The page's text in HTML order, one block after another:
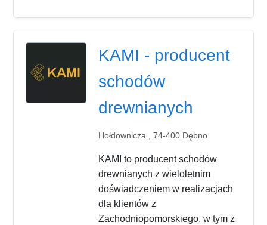
KAMI - producent
schodów
drewnianych
Hołdownicza , 74-400 Dębno
KAMI to producent schodów
drewnianych z wieloletnim
doświadczeniem w realizacjach
dla klientów z
Zachodniopomorskiego, w tym z